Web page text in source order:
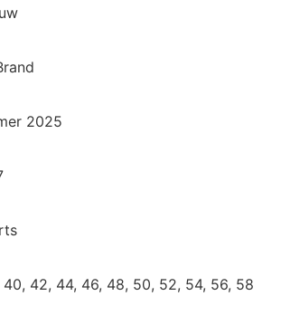
2025
40, 42, 44, 46, 48, 50, 52, 54, 56, 58